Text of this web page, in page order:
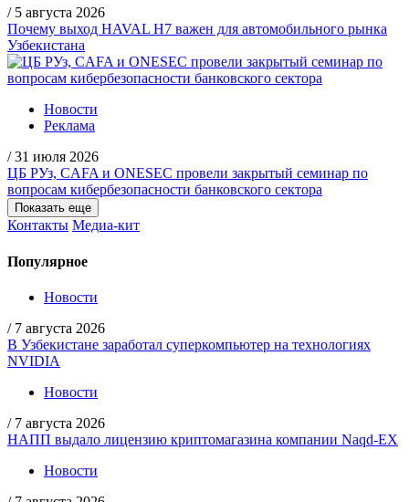
/ 5 августа 2026
Почему выход HAVAL H7 важен для автомобильного рынка
Узбекистана
Новости
Реклама
/ 31 июля 2026
ЦБ РУз, CAFA и ONESEC провели закрытый семинар по
вопросам кибербезопасности банковского сектора
Показать еще
Контакты Медиа-кит
Популярное
Новости
/ 7 августа 2026
В Узбекистане заработал суперкомпьютер на технологиях
NVIDIA
Новости
/ 7 августа 2026
НАПП выдало лицензию криптомагазина компании Naqd-EX
Новости